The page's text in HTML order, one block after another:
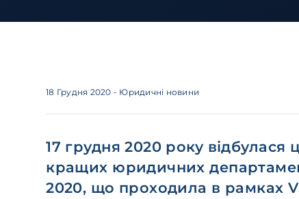
18 Грудня 2020 - Юридичні новини
17 грудня 2020 року
кращих юридичних
2020, що проходила в рамках